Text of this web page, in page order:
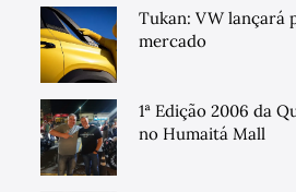
Tukan: VW lançará
mercado
1ª Edição 2006 da
no Humaitá Mall